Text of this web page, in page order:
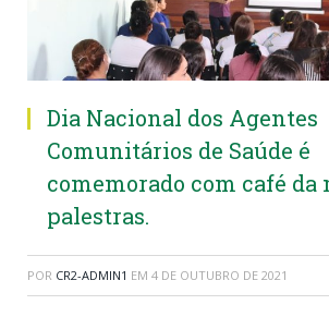
Dia Nacional dos Agentes
Comunitários de Saúde é
comemorado com café da
palestras.
POR CR2-ADMIN1 EM 4 DE OUTUBRO DE 2021